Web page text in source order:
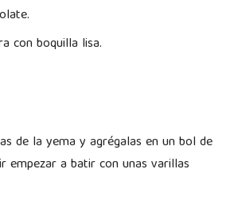
con boquilla lisa.
de la yema y agrégalas en un bol de
empezar a batir con unas varillas